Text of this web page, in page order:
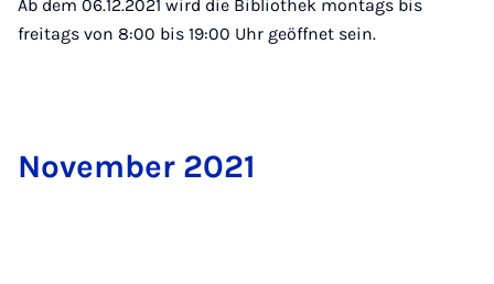
Ab dem 06.12.2021 wird die Bibliothek montags bis
freitags von 8:00 bis 19:00 Uhr geöffnet sein.
No­vem­ber 2021